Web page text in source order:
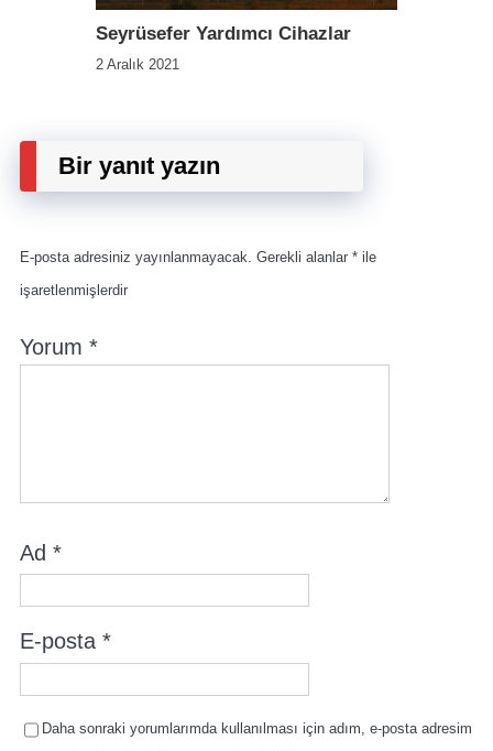
Seyrüsefer Yardımcı Cihazlar
2 Aralık 2021
Bir yanıt yazın
E-posta adresiniz yayınlanmayacak. Gerekli alanlar * ile
işaretlenmişlerdir
Yorum *
Ad *
E-posta *
Daha sonraki yorumlarımda kullanılması için adım, e-posta adresim